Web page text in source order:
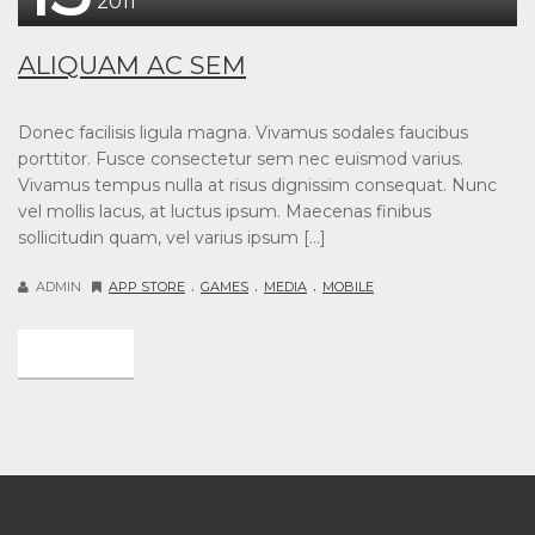
ALIQUAM AC SEM
Donec facilisis ligula magna. Vivamus sodales faucibus
porttitor. Fusce consectetur sem nec euismod varius.
Vivamus tempus nulla at risus dignissim consequat. Nunc
vel mollis lacus, at luctus ipsum. Maecenas finibus
sollicitudin quam, vel varius ipsum […]
ADMIN APP STORE . GAMES . MEDIA . MOBILE